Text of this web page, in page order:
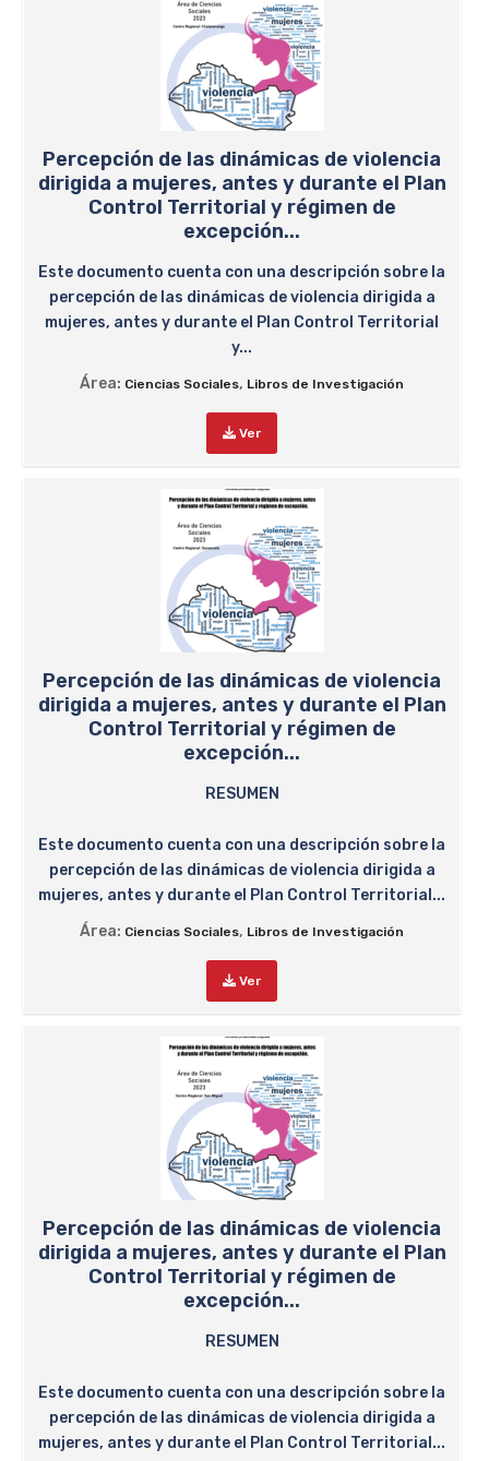
Percepción de las dinámicas de violencia
dirigida a mujeres, antes y durante el Plan
Control Territorial y régimen de
excepción...
Este documento cuenta con una descripción sobre la
percepción de las dinámicas de violencia dirigida a
mujeres, antes y durante el Plan Control Territorial
y...
Área: Ciencias Sociales, Libros de Investigación
Ver
Percepción de las dinámicas de violencia
dirigida a mujeres, antes y durante el Plan
Control Territorial y régimen de
excepción...
RESUMEN
Este documento cuenta con una descripción sobre la
percepción de las dinámicas de violencia dirigida a
mujeres, antes y durante el Plan Control Territorial...
Área: Ciencias Sociales, Libros de Investigación
Ver
Percepción de las dinámicas de violencia
dirigida a mujeres, antes y durante el Plan
Control Territorial y régimen de
excepción...
RESUMEN
Este documento cuenta con una descripción sobre la
percepción de las dinámicas de violencia dirigida a
mujeres, antes y durante el Plan Control Territorial...